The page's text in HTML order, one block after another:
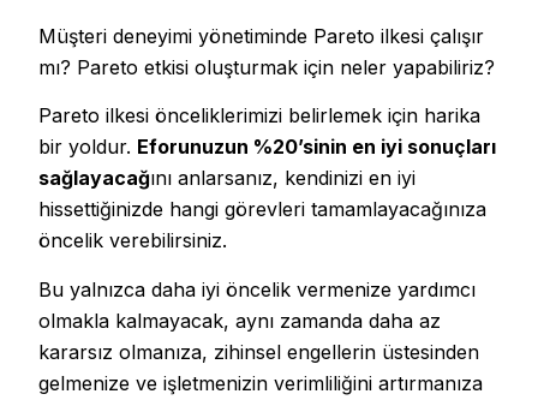
Müşteri deneyimi yönetiminde Pareto ilkesi çalışır
mı? Pareto etkisi oluşturmak için neler yapabiliriz?
Pareto ilkesi önceliklerimizi belirlemek için harika
bir yoldur. Eforunuzun %20’sinin en iyi sonuçları
sağlayacağını anlarsanız, kendinizi en iyi
hissettiğinizde hangi görevleri tamamlayacağınıza
öncelik verebilirsiniz.
Bu yalnızca daha iyi öncelik vermenize yardımcı
olmakla kalmayacak, aynı zamanda daha az
kararsız olmanıza, zihinsel engellerin üstesinden
gelmenize ve işletmenizin verimliliğini artırmanıza